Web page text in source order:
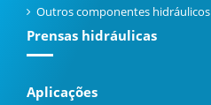
Outros componentes hidráulicos
Prensas hidráulicas
Aplicações